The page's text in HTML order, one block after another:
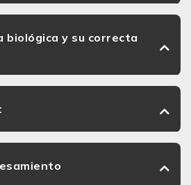
biológica y su correcta